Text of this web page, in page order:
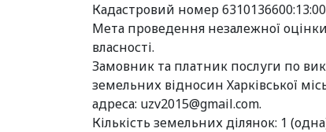
Кадастровий номер
Мета проведення незалежної
власності.
Замовник та платник послуги по
земельних відносин Харківської
адреса: uzv2015@gmail.com.
Кількість земельних ділянок: 1